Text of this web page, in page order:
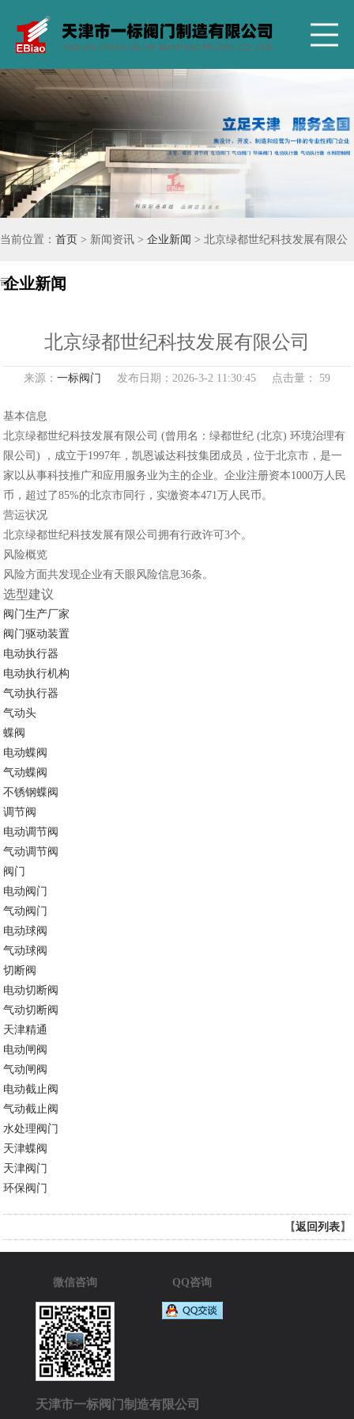
当前位置： 首页 > 新闻资讯 > 企业新闻 > 北京绿都世纪科技发展有限公
司
企业新闻
北京绿都世纪科技发展有限公司
来源： 一标阀门 发布日期：2026-3-2 11:30:45 点击量： 59
基本信息
北京绿都世纪科技发展有限公司 (曾用名：绿都世纪 (北京) 环境治理有
限公司) ，成立于1997年，凯恩诚达科技集团成员，位于北京市，是一
家以从事科技推广和应用服务业为主的企业。企业注册资本1000万人民
币，超过了85%的北京市同行，实缴资本471万人民币。
营运状况
北京绿都世纪科技发展有限公司拥有行政许可3个。
风险概览
风险方面共发现企业有天眼风险信息36条。
选型建议
阀门生产厂家
阀门驱动装置
电动执行器
电动执行机构
气动执行器
气动头
蝶阀
电动蝶阀
气动蝶阀
不锈钢蝶阀
调节阀
电动调节阀
气动调节阀
阀门
电动阀门
气动阀门
电动球阀
气动球阀
切断阀
电动切断阀
气动切断阀
天津精通
电动闸阀
气动闸阀
电动截止阀
气动截止阀
水处理阀门
天津蝶阀
天津阀门
环保阀门
【返回列表】
微信咨询 QQ咨询
天津市一标阀门制造有限公司